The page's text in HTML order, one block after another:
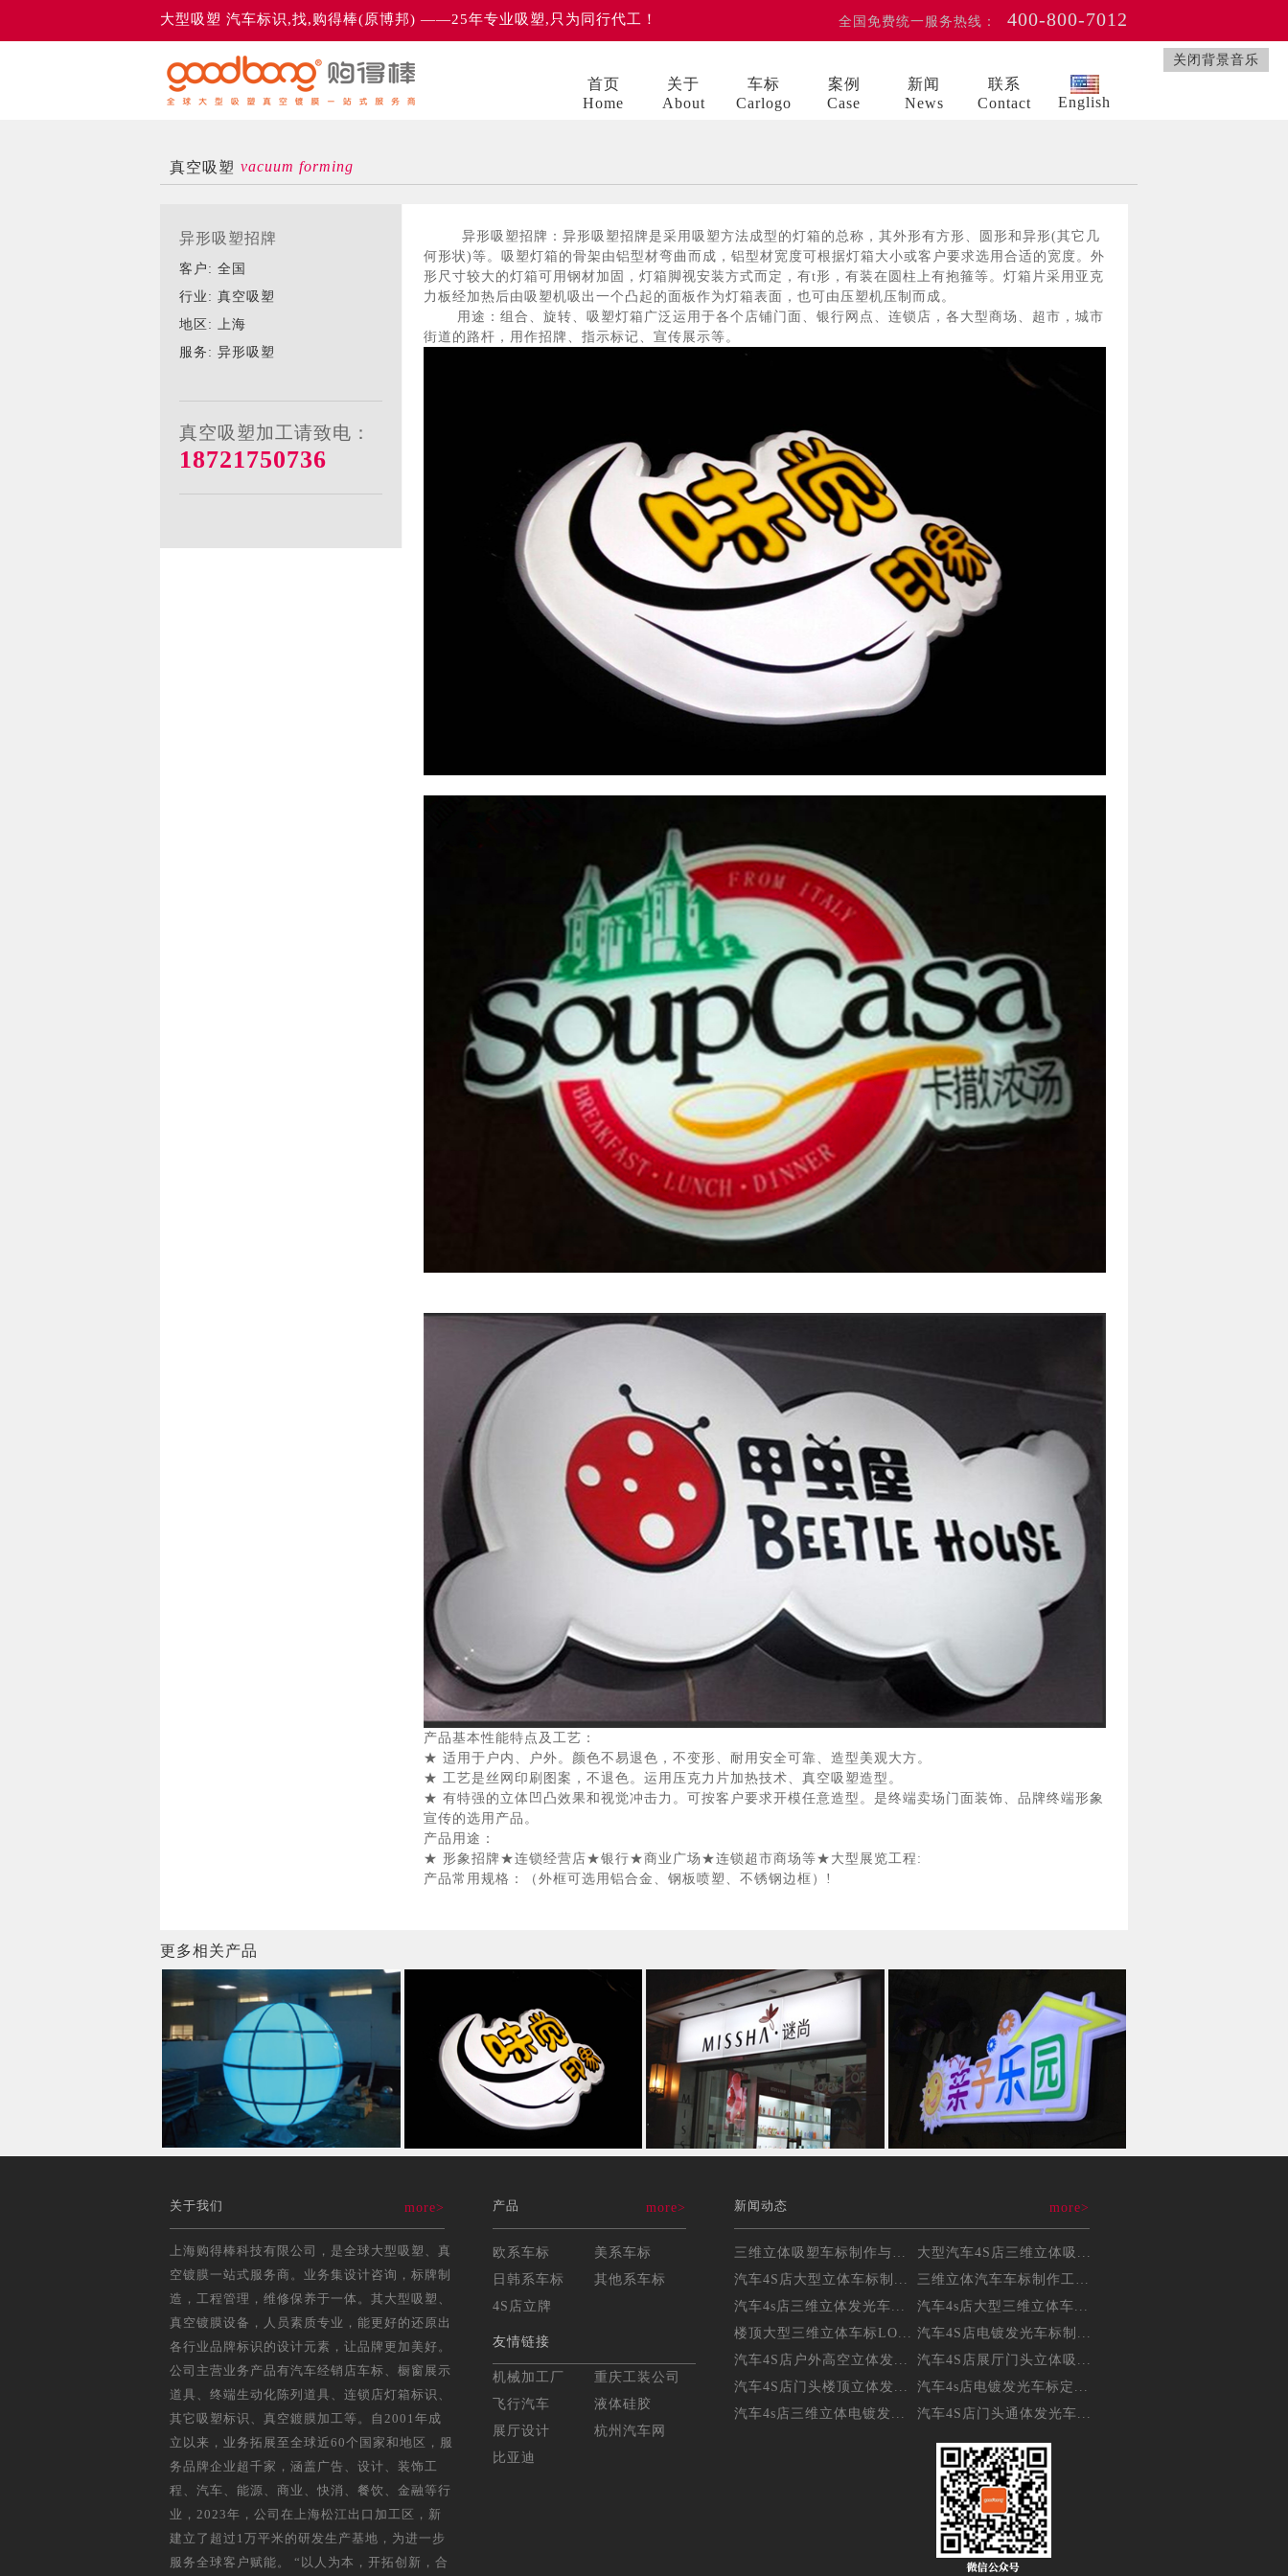
关闭背景音乐
大型吸塑 汽车标识,找,购得棒(原博邦) ——25年专业吸塑,只为同行代工！ 全国免费统一服务热线： 400-800-7012
首页
Home
关于
About
车标
Carlogo
案例
Case
新闻
News
联系
Contact
English
真空吸塑 vacuum forming
异形吸塑招牌
客户: 全国
行业: 真空吸塑
地区: 上海
服务: 异形吸塑
真空吸塑加工请致电：
18721750736
异形吸塑招牌：异形吸塑招牌是采用吸塑方法成型的灯箱的总称，其外形有方形、圆形和异形(其它几
何形状)等。吸塑灯箱的骨架由铝型材弯曲而成，铝型材宽度可根据灯箱大小或客户要求选用合适的宽度。外
形尺寸较大的灯箱可用钢材加固，灯箱脚视安装方式而定，有t形，有装在圆柱上有抱箍等。灯箱片采用亚克
力板经加热后由吸塑机吸出一个凸起的面板作为灯箱表面，也可由压塑机压制而成。
用途：组合、旋转、吸塑灯箱广泛运用于各个店铺门面、银行网点、连锁店，各大型商场、超市，城市
街道的路杆，用作招牌、指示标记、宣传展示等。
产品基本性能特点及工艺：
★ 适用于户内、户外。颜色不易退色，不变形、耐用安全可靠、造型美观大方。
★ 工艺是丝网印刷图案，不退色。运用压克力片加热技术、真空吸塑造型。
★ 有特强的立体凹凸效果和视觉冲击力。可按客户要求开模任意造型。是终端卖场门面装饰、品牌终端形象
宣传的选用产品。
产品用途：
★ 形象招牌★连锁经营店★银行★商业广场★连锁超市商场等★大型展览工程:
产品常用规格：（外框可选用铝合金、钢板喷塑、不锈钢边框）!
更多相关产品
关于我们 more>
上海购得棒科技有限公司，是全球大型吸塑、真
空镀膜一站式服务商。业务集设计咨询，标牌制
造，工程管理，维修保养于一体。其大型吸塑、
真空镀膜设备，人员素质专业，能更好的还原出
各行业品牌标识的设计元素，让品牌更加美好。
公司主营业务产品有汽车经销店车标、橱窗展示
道具、终端生动化陈列道具、连锁店灯箱标识、
其它吸塑标识、真空鍍膜加工等。自2001年成
立以来，业务拓展至全球近60个国家和地区，服
务品牌企业超千家，涵盖广告、设计、装饰工
程、汽车、能源、商业、快消、餐饮、金融等行
业，2023年，公司在上海松江出口加工区，新
建立了超过1万平米的研发生产基地，为进一步
服务全球客户赋能。 “以人为本，开拓创新，合
产品 more>
欧系车标
美系车标
日韩系车标
其他系车标
4S店立牌
友情链接
机械加工厂
重庆工装公司
飞行汽车
液体硅胶
展厅设计
杭州汽车网
比亚迪
新闻动态 more>
大型汽车4S店三维立体吸...
汽车4S店大型立体车标制...
汽车4s店三维立体发光车...
汽车4s店大型三维立体车...
楼顶大型三维立体车标LO...
汽车4S店电镀发光车标制...
汽车4S店户外高空立体发...
汽车4S店展厅门头立体吸...
汽车4S店门头楼顶立体发...
汽车4s店电镀发光车标定...
汽车4s店三维立体电镀发...
汽车4S店门头通体发光车...